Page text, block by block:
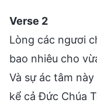
Verse 2
Lòng các ngươi
bao nhiêu cho
Và sự ác tâm
kể cả Đức Chúa